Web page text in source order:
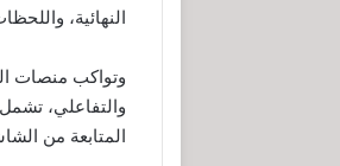
النهائية،
والتفاعلي،
المتابعة من